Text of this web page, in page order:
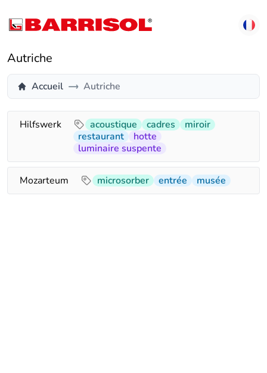
Autriche
Accueil Autriche
Hilfswerk acoustique cadres
miroir
restaurant
hotte
luminaire suspente
Mozarteum microsorber entrée musée